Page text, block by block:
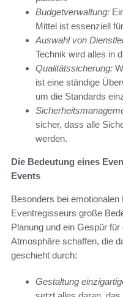
Budgetverwaltung:
Mittel ist essenziell
Auswahl von
Technik wird alles in
Qualitätssicherung:
ist eine ständige
um die Standards
sicher, dass alle
werden.
Die Bedeutung eines
Events
Besonders bei
Eventregisseurs große
Planung und ein Gespür
Atmosphäre schaffen, die
geschieht durch:
Gestaltung